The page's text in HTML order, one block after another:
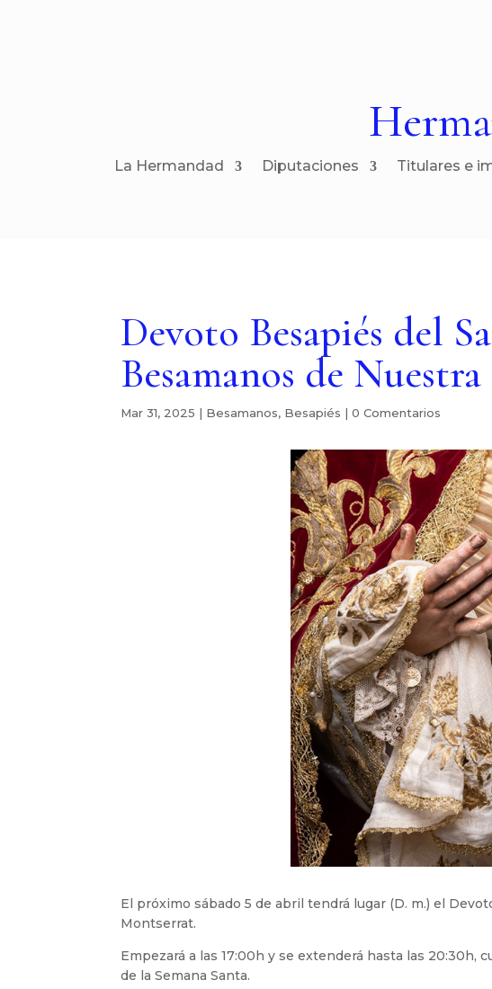
La Hermandad Diputaciones Titulares e
Devoto Besapiés del
Besamanos de
Mar 31, 2025 | Besamanos, Besapiés |0 Comentarios
El próximo sábado 5 de abril tendrá lugar (D. m.) el
Montserrat.
Empezará a las 17:00h y se extenderá hasta las 20:30h,
de la Semana Santa.